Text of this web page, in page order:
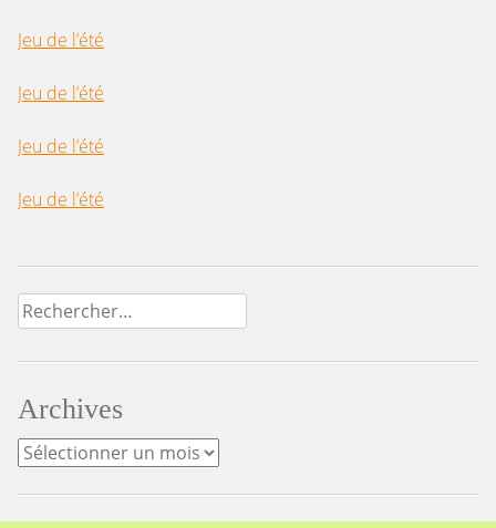
Jeu de l’été
Jeu de l’été
Jeu de l’été
Jeu de l’été
Rechercher :
Archives
Archives